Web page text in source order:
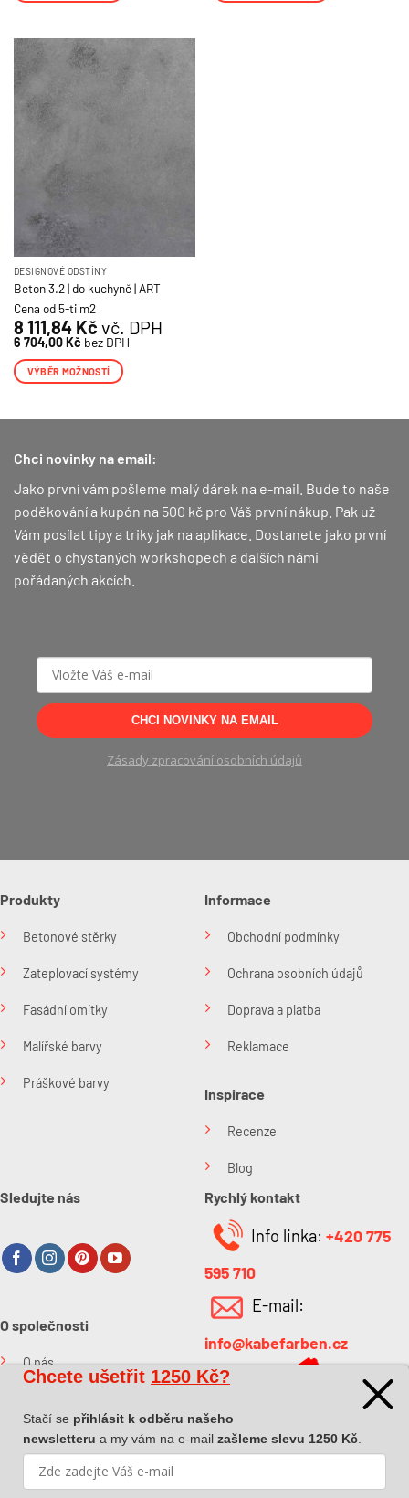
má
více
variant.
Možnosti
DESIGNOVÉ ODSTÍNY
Beton 3.2 | do kuchyně | ART
Cena od 5-ti m2
8 111,84 Kč vč. DPH
6 704,00Kč bez DPH
VÝBĚR MOŽNOSTÍ
variant.
Možnosti
lze
vybrat
stránce
produktu
Chci novinky na email:
Jako první vám pošleme malý dárek na e-mail. Bude to naše
poděkování a kupón na 500 kč pro Váš první nákup. Pak už
Vám posílat tipy a triky jak na aplikace. Dostanete jako první
vědět o chystaných workshopech a dalších námi
pořádaných akcích.
CHCI NOVINKY NA EMAIL
Zásady zpracování osobních údajů
Produkty
Betonové stěrky
Zateplovací systémy
Fasádní omítky
Malířské barvy
Práškové barvy
Informace
Obchodní podmínky
Ochrana osobních údajů
Doprava a platba
Reklamace
Inspirace
Recenze
Blog
Sledujte nás
O společnosti
O nás
Rychlý kontakt
Info linka: +420 775
595 710
E-mail:
info@kabefarben.cz
Chcete ušetřit 1250 Kč?
Stačí se přihlásit k odběru našeho
newsletteru a my vám na e-mail zašleme slevu 1250 Kč